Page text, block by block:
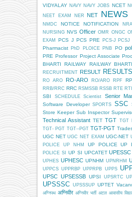
VIDYALAY NAVY NAVY JOBS NCET
NEET EXAM NER NET NEWS
NMDC
NOTICE NOTIFICATION NRA
NURSING NVS Officer OMR ONGC
EXAM
PCS J PCS PRE PCS-J PCSJ
Pharmacist PhD PLOICE PNB PO
PRE Professor Project Associate
BHARTI
RAILWAY RAILWAY BHARTI
RECRUITMENT RESULT RESULTS
RO ARO RO-ARO RO/ARO RPF
RRB/RRC RRC RSMSSB RSSB RTE RTI
SBI SCHEDULE Scientist Senior
Software Developer SPORTS SSC
Store Keeper Sub Inspector
Technical Assistant TET TGT TGT
TGT- PGT TGT--PGT TGT-PGT
UGC NET UGC NET EXAM UGC-NET
POLICE
UP NHM UP POLICE UP
POLICE SI
UP SI UPCATET UPESSC
UPHES UPHESC UPNHM UPNRHM
UPPCS UPPRBP UPPRPB UPPS
UPSC UPSESSB UPSI UPSRTC
UPSSSC UPSSSUP UPTET
अग्निपथ अग्निवीर अग्निवीर भर्ती अटल आवासीय